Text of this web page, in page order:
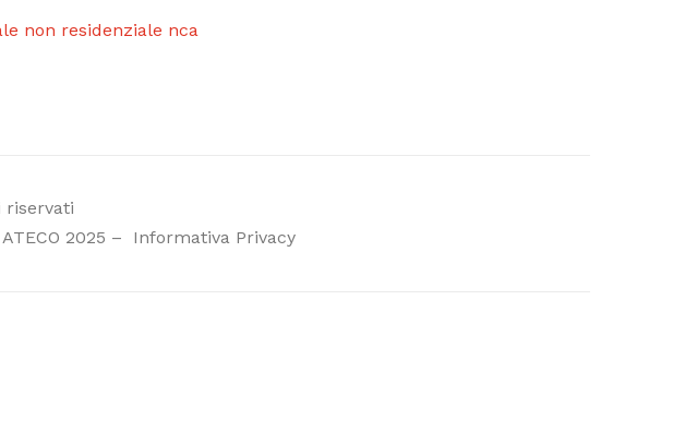
non residenziale nca
2025 – Informativa Privacy